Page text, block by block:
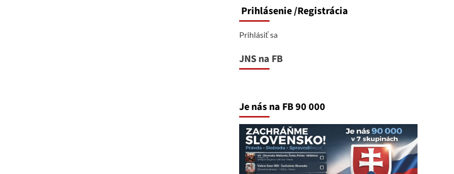
Prihlásenie/Registrácia
Prihlásiť sa
JNS na FB
Je nás na FB 90 000